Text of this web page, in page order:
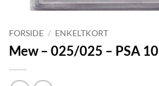
FORSIDE / ENKELTKORT
Mew – 025/025 – PSA 10